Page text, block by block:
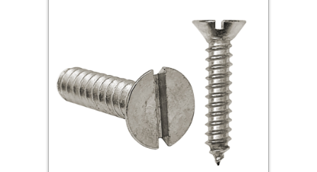
Инструмент
Крюки, кольца с метрической резьбой
Крюки, кольца с шурупной резьбой